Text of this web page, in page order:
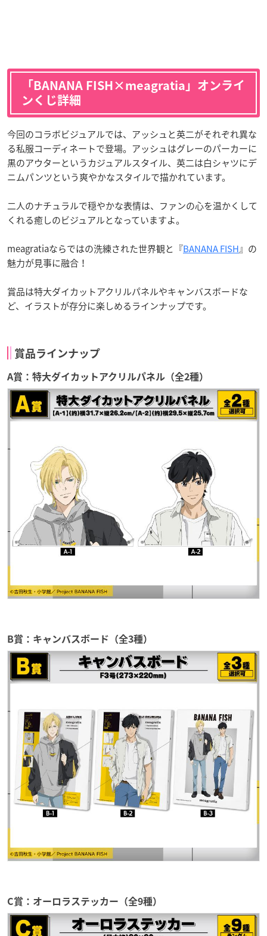
「BANANA FISH×meagratia」オンライ
ンくじ詳細
今回のコラボビジュアルでは、アッシュと英二がそれぞれ異な
る私服コーディネートで登場。アッシュはグレーのパーカーに
黒のアウターというカジュアルスタイル、英二は白シャツにデ
ニムパンツという爽やかなスタイルで描かれています。
二人のナチュラルで穏やかな表情は、ファンの心を温かくして
くれる癒しのビジュアルとなっていますよ。
meagratiaならではの洗練された世界観と『BANANA FISH』の
魅力が見事に融合！
賞品は特大ダイカットアクリルパネルやキャンバスボードな
ど、イラストが存分に楽しめるラインナップです。
賞品ラインナップ
A賞：特大ダイカットアクリルパネル（全2種）
B賞：キャンバスボード（全3種）
C賞：オーロラステッカー（全9種）